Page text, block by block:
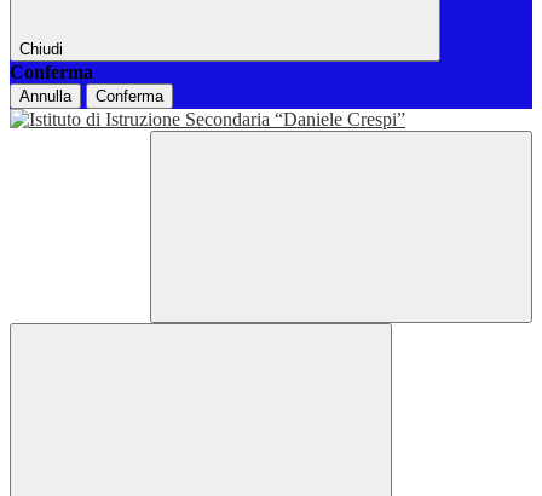
Chiudi
Conferma
Annulla Conferma